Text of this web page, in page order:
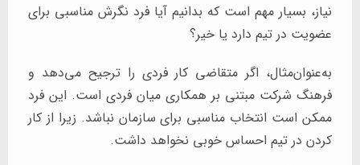
نیاز، بسیار مهم است که بدانیم آیا فرد نگرش مناسبی برای
عضویت در تیم دارد یا خیر؟
به‌عنوان‌مثال، اگر متقاضی کار فردی را ترجیح می‌دهد و
فرهنگ شرکت مبتنی بر همکاری میان فردی است. این فرد
ممکن است انتخاب مناسبی برای سازمان نباشد. زیرا از کار
کردن در تیم احساس خوبی نخواهد داشت.